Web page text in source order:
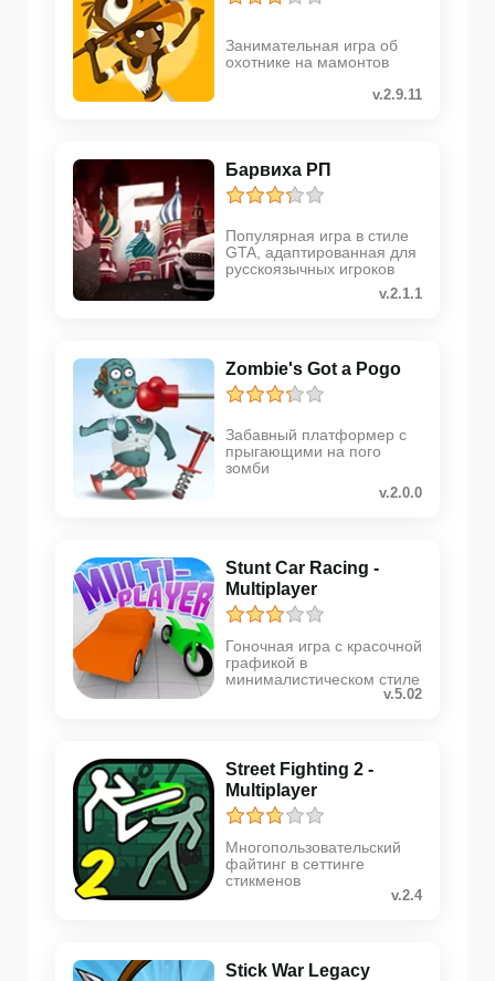
Занимательная игра об
охотнике на мамонтов
v.2.9.11
Барвиха РП
Популярная игра в стиле
GTA, адаптированная для
русскоязычных игроков
v.2.1.1
Zombie's Got a Pogo
Забавный платформер с
прыгающими на пого
зомби
v.2.0.0
Stunt Car Racing -
Multiplayer
Гоночная игра с красочной
графикой в
минималистическом стиле
v.5.02
Street Fighting 2 -
Multiplayer
Многопользовательский
файтинг в сеттинге
стикменов
v.2.4
Stick War Legacy